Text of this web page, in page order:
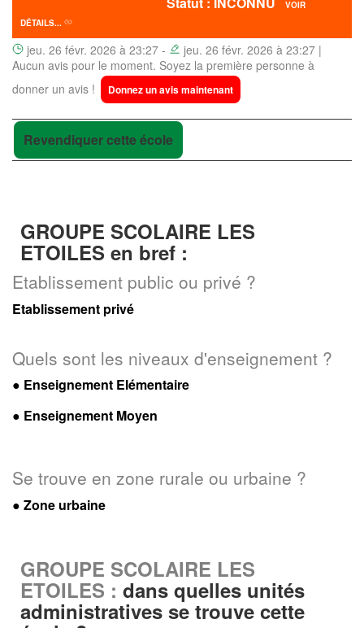
VOIR
DÉTAILS...
jeu. 26 févr. 2026 à 23:27 -
jeu. 26 févr. 2026 à 23:27 |
Aucun avis pour le moment. Soyez la première personne à
donner un avis !
Donnez un avis maintenant
Revendiquer cette école
GROUPE SCOLAIRE LES
ETOILES en bref :
Etablissement public ou privé ?
Etablissement privé
Quels sont les niveaux d'enseignement ?
● Enseignement Elémentaire
● Enseignement Moyen
Se trouve en zone rurale ou urbaine ?
● Zone urbaine
GROUPE SCOLAIRE LES
ETOILES : dans quelles unités
administratives se trouve cette